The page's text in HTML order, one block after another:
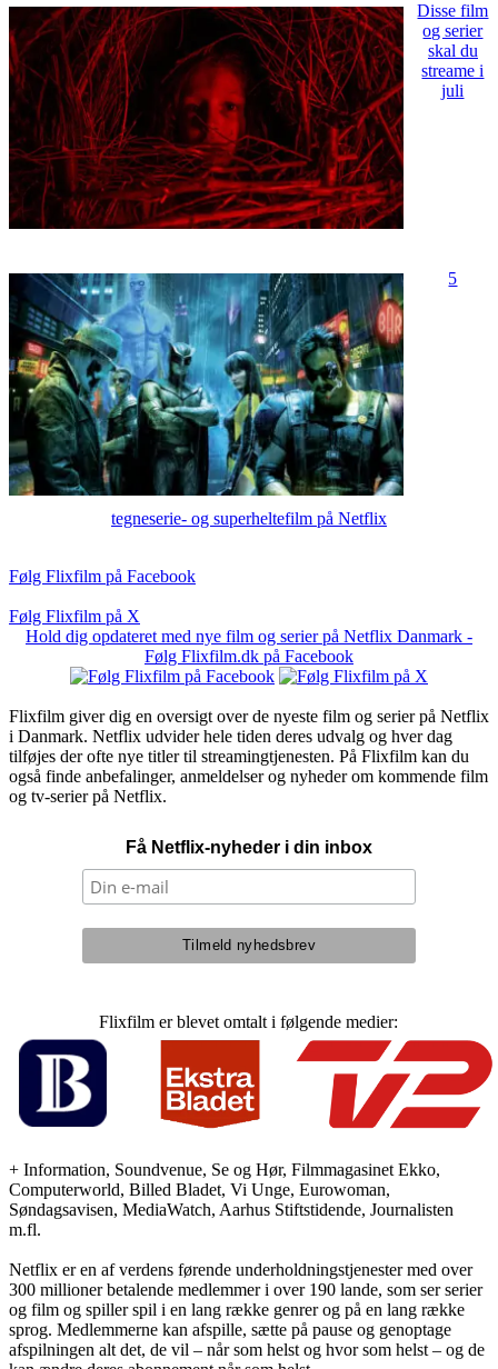
Disse film
og serier
skal du
streame i
juli
5
tegneserie- og superheltefilm på Netflix
Følg Flixfilm på Facebook
Følg Flixfilm på X
Hold dig opdateret med nye film og serier på Netflix Danmark -
Følg Flixfilm.dk på Facebook
Flixfilm giver dig en oversigt over de nyeste film og serier på Netflix
i Danmark. Netflix udvider hele tiden deres udvalg og hver dag
tilføjes der ofte nye titler til streamingtjenesten. På Flixfilm kan du
også finde anbefalinger, anmeldelser og nyheder om kommende film
og tv-serier på Netflix.
Få Netflix-nyheder i din inbox
Flixfilm er blevet omtalt i følgende medier:
+ Information, Soundvenue, Se og Hør, Filmmagasinet Ekko,
Computerworld, Billed Bladet, Vi Unge, Eurowoman,
Søndagsavisen, MediaWatch, Aarhus Stiftstidende, Journalisten
m.fl.
Netflix er en af verdens førende underholdningstjenester med over
300 millioner betalende medlemmer i over 190 lande, som ser serier
og film og spiller spil i en lang række genrer og på en lang række
sprog. Medlemmerne kan afspille, sætte på pause og genoptage
afspilningen alt det, de vil – når som helst og hvor som helst – og de